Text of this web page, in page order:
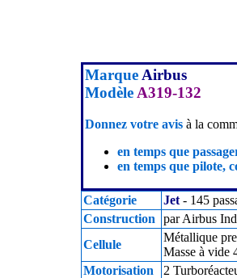
Marque Airbus
Modèle A319-132
Donnez votre avis à la
en temps que
en temps que pilote,
Catégorie Jet - 145
Construction
par Airbus
Cellule
Métallique
Masse à vide
Motorisation
2